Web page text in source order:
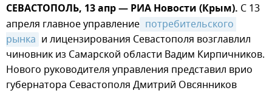
СЕВАСТОПОЛЬ, 13 апр — РИА Новости (Крым). С 13
апреля главное управление потребительского
рынка и лицензирования Севастополя возглавлил
чиновник из Самарской области Вадим Кирпичников.
Нового руководителя управления представил врио
губернатора Севастополя Дмитрий Овсянников